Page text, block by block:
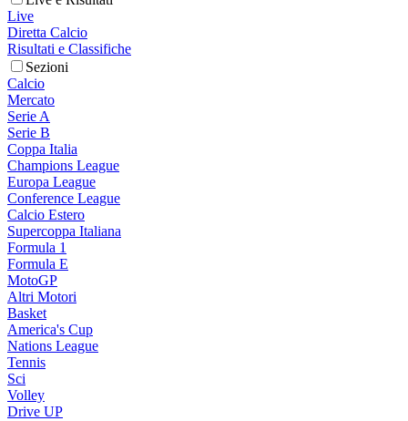
Live
Diretta Calcio
Risultati e Classifiche
Sezioni
Calcio
Mercato
Serie A
Serie B
Coppa Italia
Champions League
Europa League
Conference League
Calcio Estero
Supercoppa Italiana
Formula 1
Formula E
MotoGP
Altri Motori
Basket
America's Cup
Nations League
Tennis
Sci
Volley
Drive UP